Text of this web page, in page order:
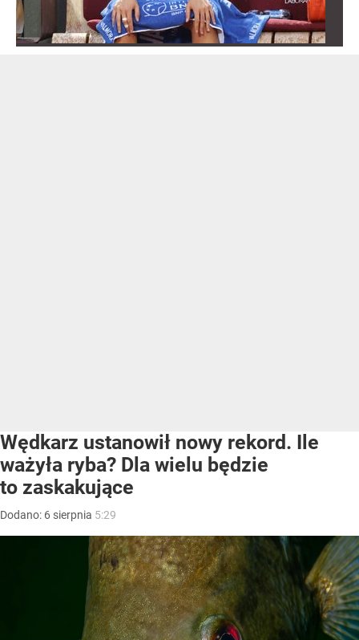
Wędkarz ustanowił nowy rekord. Ile
ważyła ryba? Dla wielu będzie
to zaskakujące
Dodano: 6 sierpnia 5:29